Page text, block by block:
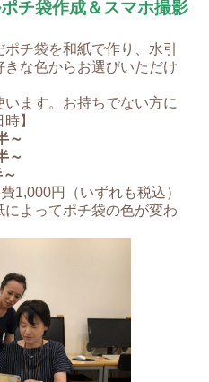
チ袋作成＆スマホ撮影
チ袋を和紙で作り、水引
な色からお選びいただけ
ます。お持ちでない方に
】
～
～
1,000円（いずれも税込）
よってポチ袋の色が変わ